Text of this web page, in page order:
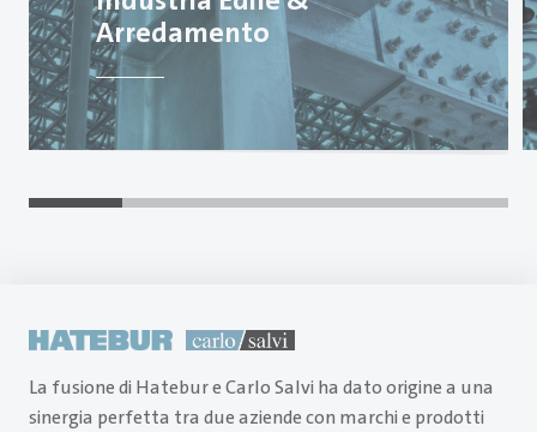
Arredamento
La fusione di Hatebur e Carlo Salvi ha dato origine a una
sinergia perfetta tra due aziende con marchi e prodotti